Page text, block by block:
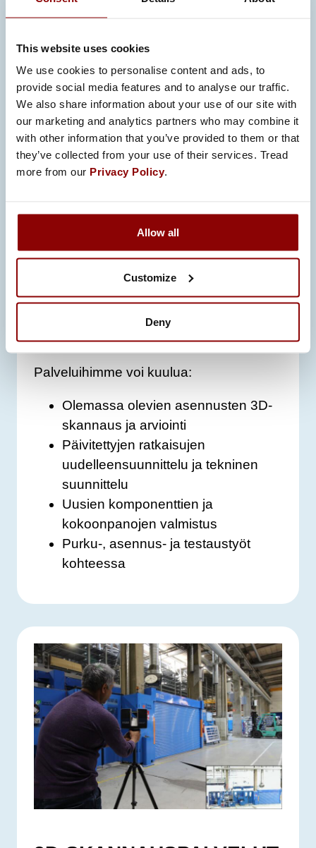
This website uses cookies
We use cookies to personalise content and ads, to
provide social media features and to analyse our traffic.
We also share information about your use of our site with
our marketing and analytics partners who may combine it
with other information that you’ve provided to them or that
they’ve collected from your use of their services. Tread
more from our Privacy Policy.
Allow all
Customize
Deny
MODERNISOINTI JA
PÄIVITYKSET
testaukseen. Modernisointi parantaa
järjestelmien suorituskykyä, pidentää
niiden käyttöikää ja varmistaa, että ne
täyttävät jatkossakin sovellettavat
määräykset ja standardit.
Palveluihimme voi kuulua:
Olemassa olevien asennusten 3D-
skannaus ja arviointi
Päivitettyjen ratkaisujen
uudelleensuunnittelu ja tekninen
suunnittelu
Uusien komponenttien ja
kokoonpanojen valmistus
Purku-, asennus- ja testaustyöt
kohteessa